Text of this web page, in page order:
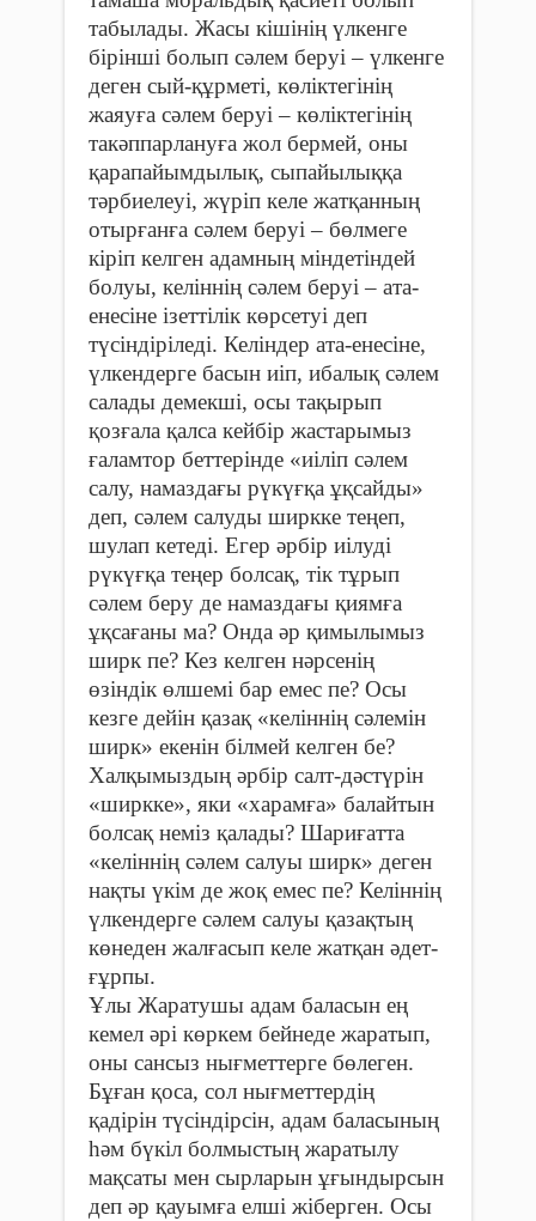
табылады. Жасы кішінің үлкенге
бірінші болып сәлем беруі – үлкенге
деген сый-құрметі, көліктегінің
жаяуға сәлем беруі – көліктегінің
такәппарлануға жол бермей, оны
қарапайымдылық, сыпайылыққа
тәрбиелеуі, жүріп келе жатқанның
отырғанға сәлем беруі – бөлмеге
кіріп келген адамның міндетіндей
болуы, келіннің сәлем беруі – ата-
енесіне ізеттілік көрсетуі деп
түсіндіріледі. Келіндер ата-енесіне,
үлкендерге басын иіп, ибалық сәлем
салады демекші, осы тақырып
қозғала қалса кейбір жастарымыз
ғаламтор беттерінде «иіліп сәлем
салу, намаздағы рүкүғқа ұқсайды»
деп, сәлем салуды ширкке теңеп,
шулап кетеді. Егер әрбір иілуді
рүкүғқа теңер болсақ, тік тұрып
сәлем беру де намаздағы қиямға
ұқсағаны ма? Онда әр қимылымыз
ширк пе? Кез келген нәрсенің
өзіндік өлшемі бар емес пе? Осы
кезге дейін қазақ «келіннің сәлемін
ширк» екенін білмей келген бе?
Халқымыздың әрбір салт-дәстүрін
«ширкке», яки «харамға» балайтын
болсақ неміз қалады? Шариғатта
«келіннің сәлем салуы ширк» деген
нақты үкім де жоқ емес пе? Келіннің
үлкендерге сәлем салуы қазақтың
көнеден жалғасып келе жатқан әдет-
ғұрпы.
Ұлы Жаратушы адам баласын ең
кемел әрі көркем бейнеде жаратып,
оны сансыз нығметтерге бөлеген.
Бұған қоса, сол нығметтердің
қадірін түсіндірсін, адам баласының
һәм бүкіл болмыстың жаратылу
мақсаты мен сырларын ұғындырсын
деп әр қауымға елші жіберген. Осы